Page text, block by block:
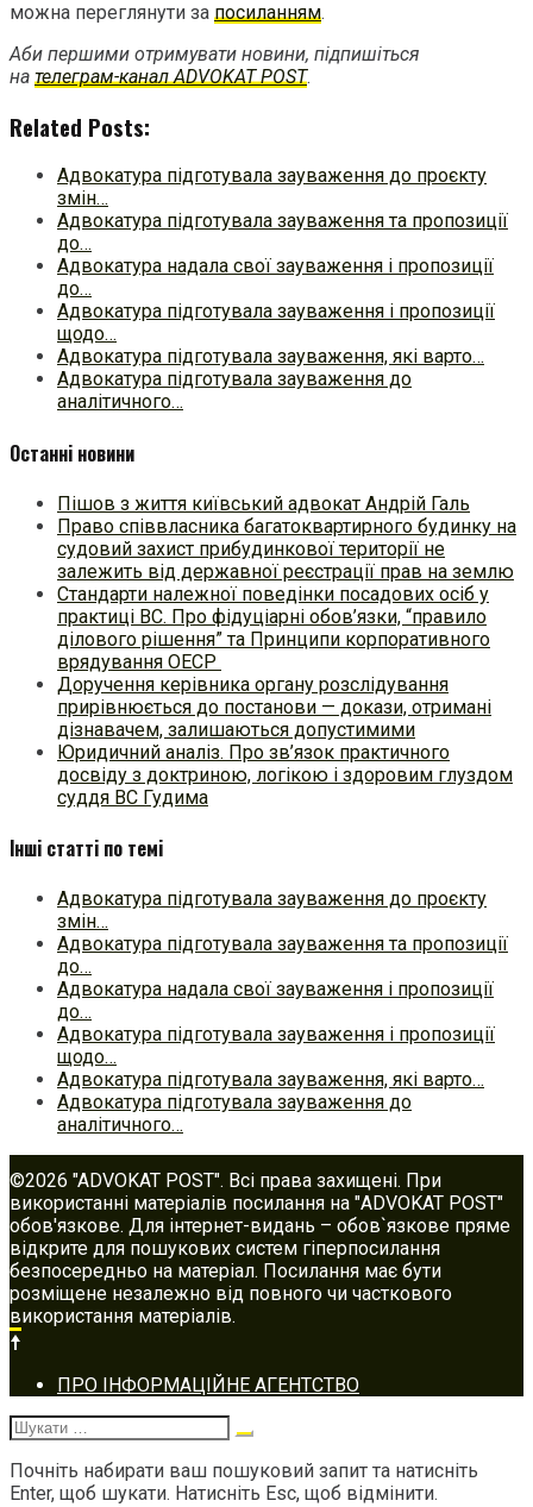
можна переглянути за посиланням.
Аби першими отримувати новини, підпишіться
на телеграм-канал ADVOKAT POST.
Related Posts:
Адвокатура підготувала зауваження до проєкту
змін…
Адвокатура підготувала зауваження та пропозиції
до…
Адвокатура надала свої зауваження і пропозиції
до…
Адвокатура підготувала зауваження і пропозиції
щодо…
Адвокатура підготувала зауваження, які варто…
Адвокатура підготувала зауваження до
аналітичного…
Останні новини
Пішов з життя київський адвокат Андрій Галь
Право співвласника багатоквартирного будинку на
судовий захист прибудинкової території не
залежить від державної реєстрації прав на землю
Стандарти належної поведінки посадових осіб у
практиці ВC. Про фідуціарні обов’язки, “правило
ділового рішення” та Принципи корпоративного
врядування ОЕСР
Доручення керівника органу розслідування
прирівнюється до постанови — докази, отримані
дізнавачем, залишаються допустимими
Юридичний аналіз. Про зв’язок практичного
досвіду з доктриною, логікою і здоровим глуздом
суддя ВС Гудима
Інші статті по темі
Адвокатура підготувала зауваження до проєкту
змін…
Адвокатура підготувала зауваження та пропозиції
до…
Адвокатура надала свої зауваження і пропозиції
до…
Адвокатура підготувала зауваження і пропозиції
щодо…
Адвокатура підготувала зауваження, які варто…
Адвокатура підготувала зауваження до
аналітичного…
©2026 "ADVOKAT POST". Всі права захищені. При
використанні матеріалів посилання на "ADVOKAT POST"
обов'язкове. Для інтернет-видань – обов`язкове пряме
відкрите для пошукових систем гіперпосилання
безпосередньо на матеріал. Посилання має бути
розміщене незалежно від повного чи часткового
використання матеріалів.
Footer
navigation
ПРО ІНФОРМАЦІЙНЕ АГЕНТСТВО
Шукати:
Почніть набирати ваш пошуковий запит та натисніть
Enter, щоб шукати. Натисніть Esc, щоб відмінити.